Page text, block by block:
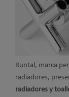
Runtal, marca
radiadores,
radiadores y